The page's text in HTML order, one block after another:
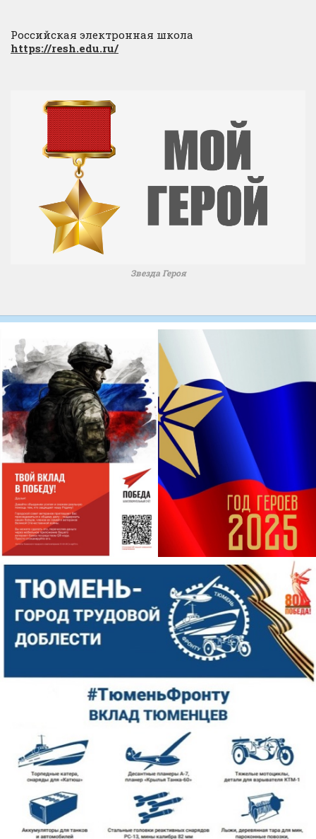
Российская электронная школа
https://resh.edu.ru/
Звезда Героя